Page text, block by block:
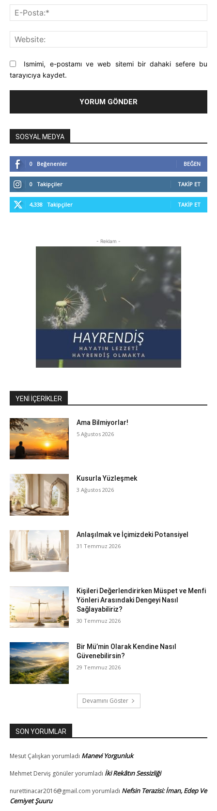
Ismimi, e-postamı ve web sitemi bir dahaki sefere bu
tarayıcıya kaydet.
SOSYAL MEDYA
0 Beğenenler BEĞEN
0 Takipçiler TAKIP ET
4,338 Takipçiler TAKIP ET
- Reklam -
YENI İÇERIKLER
Ama Bilmiyorlar!
5 Ağustos 2026
Kusurla Yüzleşmek
3 Ağustos 2026
Anlaşılmak ve İçimizdeki Potansiyel
31 Temmuz 2026
Kişileri Değerlendirirken Müspet ve Menfi
Yönleri Arasındaki Dengeyi Nasıl
Sağlayabiliriz?
30 Temmuz 2026
Bir Mü’min Olarak Kendine Nasıl
Güvenebilirsin?
29 Temmuz 2026
Devamını Göster
SON YORUMLAR
Mesut Çalışkan yorumladı Manevi Yorgunluk
Mehmet Derviş gönüleryorumladı İki Rekâtın Sessizliği
nurettinacar2016@gmail.com yorumladı Nefsin Terazisi: İman, Edep Ve
Cemiyet Şuuru